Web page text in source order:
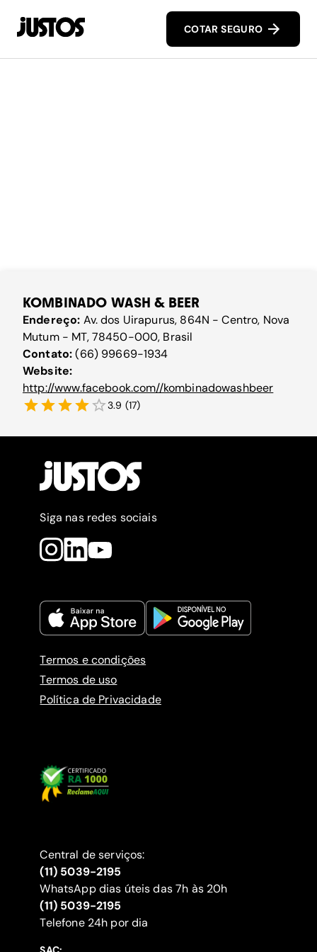
COTAR SEGURO
KOMBINADO WASH & BEER
Endereço: Av. dos Uirapurus, 864N - Centro, Nova
Mutum - MT, 78450-000, Brasil
Contato:(66) 99669-1934
Website:
http://www.facebook.com//kombinadowashbeer
3.9 (17)
Siga nas redes sociais
Termos e condições
Termos de uso
Política de Privacidade
Central de serviços:
(11) 5039-2195
WhatsApp dias úteis das 7h às 20h
(11) 5039-2195
‍Telefone 24h por dia